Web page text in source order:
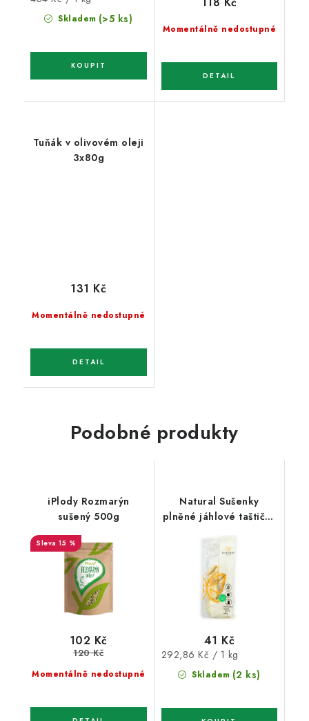
Skladem (>5 ks)
cena:
Momentálně nedostupné
Tuňák v olivovém oleji
3x80g
Momentálně nedostupné
131 Kč
Podobné produkty
iPlody Rozmarýn
sušený 500g
15 %
Momentálně nedostupné
102 Kč
120 Kč
Natural Sušenky
plněné jáhlové taštičky
vajec a mléka 140 g
Skladem (2 ks)
41 Kč
Měrná
cena:
292,86 Kč / 1 kg